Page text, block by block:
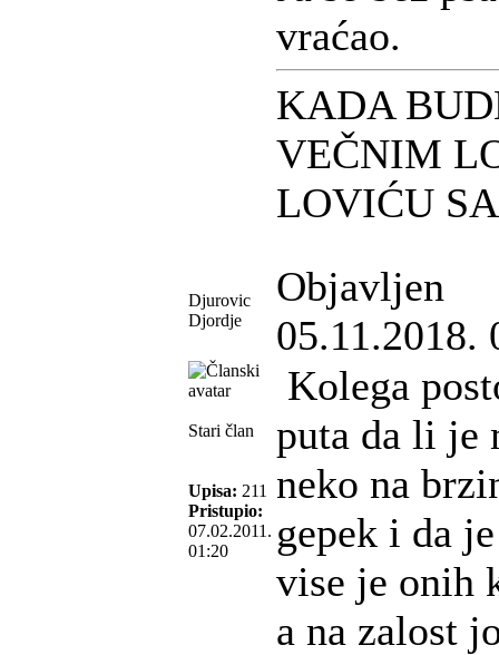
vraćao.
KADA
VEČNIM
LOVIĆU
Djurovic
Djordje
Objavljen
05.11.2018.
Stari član
Upisa: 211
Pristupio:
07.02.2011.
01:20
Kolega
puta da li je
neko na
gepek i da
vise je onih
a na zalost